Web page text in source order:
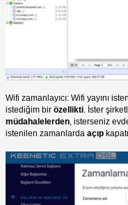
Wifi zamanlayıcı: Wifi yayını
istediğim bir özellikti . İster
müdahalelerden , isterseniz
istenilen zamanlarda açıp